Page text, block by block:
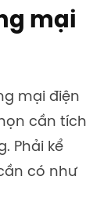
mại
mại điện
cần tích
Phải kể
có như